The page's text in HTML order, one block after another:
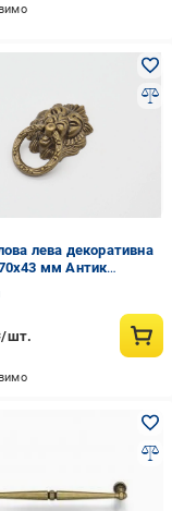
лева декоративна
мм Антик
шт.